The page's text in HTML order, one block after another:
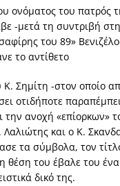
ονόματος του πατρός
-μετά τη συντριβή
του 89»
το αντίθετο
Σημίτη -στον οποίο
οτιδήποτε
ανοχή «επίορκων»
και ο Κ.
τα σύμβολα, τον
θέση του έβαλε του
δικό της.